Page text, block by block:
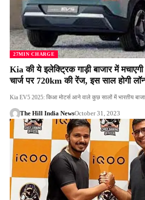
27MIN CHARGE
Kia की ये इलेक्ट्रिक गाड़ी बाजार में
चार्ज पर 720km की रेंज, इस साल होगी
Kia EV5 2025: किआ मोटर्स आने वाले कुछ सालों में भारतीय
The Hill India NewsOctober 31, 2023